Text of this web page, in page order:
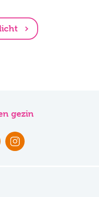
gezin